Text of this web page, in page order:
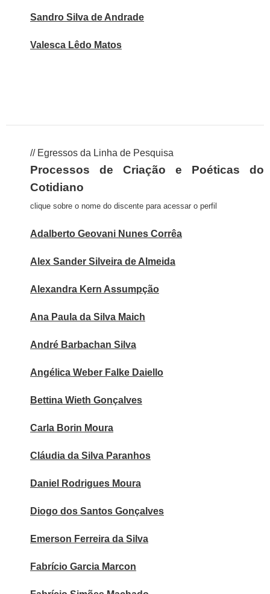
Sandro Silva de Andrade
Valesca Lêdo Matos
// Egressos da Linha de Pesquisa
Processos de Criação e Poéticas do
Cotidiano
clique sobre o nome do discente para acessar o perfil
Adalberto Geovani Nunes Corrêa
Alex Sander Silveira de Almeida
Alexandra Kern Assumpção
Ana Paula da Silva Maich
André Barbachan Silva
Angélica Weber Falke Daiello
Bettina Wieth Gonçalves
Carla Borin Moura
Cláudia da Silva Paranhos
Daniel Rodrigues Moura
Diogo dos Santos Gonçalves
Emerson Ferreira da Silva
Fabrício Garcia Marcon